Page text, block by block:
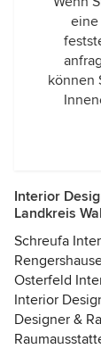
eine
können
Interior
Landkreis
Schreufa
Osterfeld
Interior
Designer &